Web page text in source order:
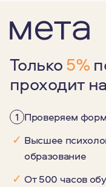
Только5%
проходит
1 Проверяем
✓ Высшее
образование
✓ От 500 часов